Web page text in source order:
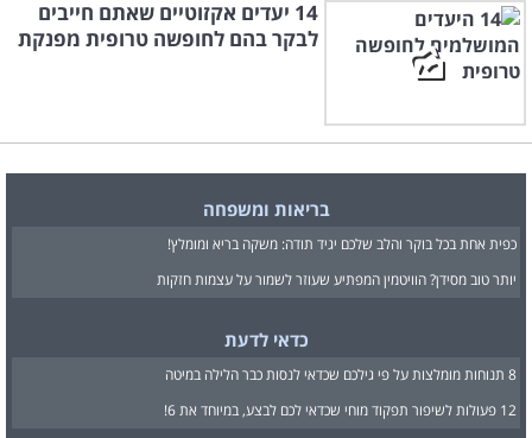
14 יעדים אקזוטיים שאתם חייבים
לבקר בהם לחופשה טרופית מפנקת
בריאות ומשפחה
כפית אחת בכל בוקר והלב שלכם יגיד תודה: משקה בריא ומומלץ!
יותר טוב מסידן? הוויטמין המפתיע שעוזר לשמור על עצמות חזקות
כדאי לדעת
8 תנוחות מומלצות על פי גילכם שכדאי לנסות כבר הלילה במיטה
12 פעולות לשיפור תפקוד מוחי שכדאי לכם לבצע, במיוחד את 6!